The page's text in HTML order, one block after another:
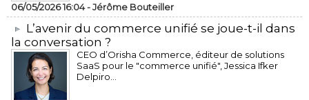
06/05/2026 16:04 -Jérôme Bouteiller
L’avenir du commerce unifié se joue-t-il dans
la conversation ?
CEO d’Orisha Commerce, éditeur de solutions
SaaS pour le "commerce unifié", Jessica Ifker
Delpiro...